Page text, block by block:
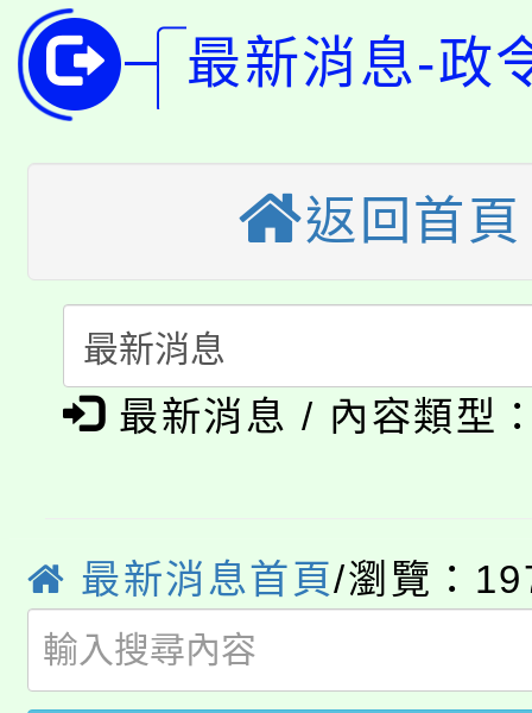
生本土語及新住民語歌
公告本校115學年度第
代理(課)教師甄選結果
公告本校115學年度第
《TA101》溝通分析基
程，歡迎學生輔導中心
心理、諮商輔導、社會
系所師生報名參加。
轉知苗栗縣政府辦理
縣市「校園短影音徵選
門員」簡章及活動海報
踴躍報名參加。
要點
「桃園市補助參觀特色
展演活動實施計畫」
淨零綠領人才培育課程
公告本校115學年度第
車」活動
桃園市115學年度學生
生本土語及新住民語歌
公告本校115學年度第
代理(課)教師甄選結果(
公告本校115學年度第
最新消息-政
返回首頁
最新消息 / 內容類型
最新消息首頁/瀏覽：